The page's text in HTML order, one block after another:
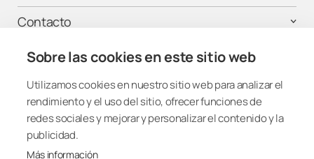
Sobre las cookies en este sitio web
Utilizamos cookies en nuestro sitio web para analizar el
rendimiento y el uso del sitio, ofrecer funciones de
redes sociales y mejorar y personalizar el contenido y la
publicidad.
Más información
Contacto
¡Mantente conectado!